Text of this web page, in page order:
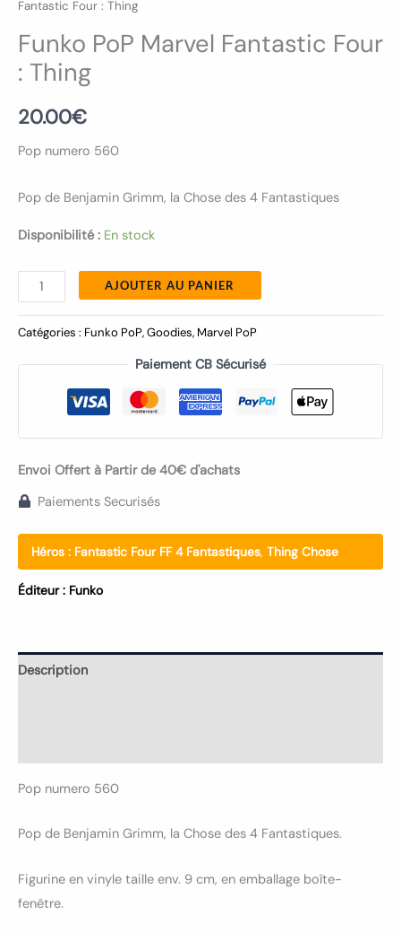
Fantastic Four : Thing
Funko PoP Marvel Fantastic Four
: Thing
20.00€
Pop numero 560
Pop de Benjamin Grimm, la Chose des 4 Fantastiques
Disponibilité : En stock
AJOUTER AU PANIER
Catégories : Funko PoP,Goodies, Marvel PoP
Paiement CB Sécurisé
Envoi Offert à Partir de 40€ d'achats
Paiements Securisés
Héros : Fantastic Four FF 4 Fantastiques, Thing Chose
Éditeur : Funko
Description
Pop numero 560
Pop de Benjamin Grimm, la Chose des 4 Fantastiques.
Figurine en vinyle taille env. 9 cm, en emballage boîte-
fenêtre.